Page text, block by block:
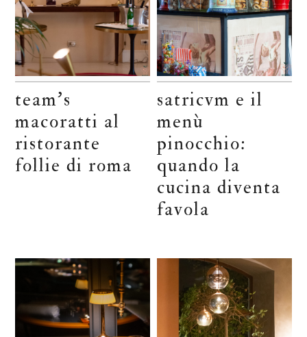
team’s
macoratti al
ristorante
follie di roma
satricvm e il
menù
pinocchio:
quando la
cucina diventa
favola